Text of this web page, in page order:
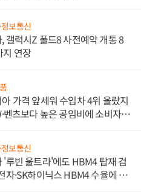
정보통신
갤럭시Z 폴드8 사전예약 개통 8
연장
가격 앞세워 수입차 4위 올랐지
벤츠보다 높은 공임비에 소비자
정보통신
'루빈 울트라'에도 HBM4 탑재 검
자·SK하이닉스 HBM4 수율에 주